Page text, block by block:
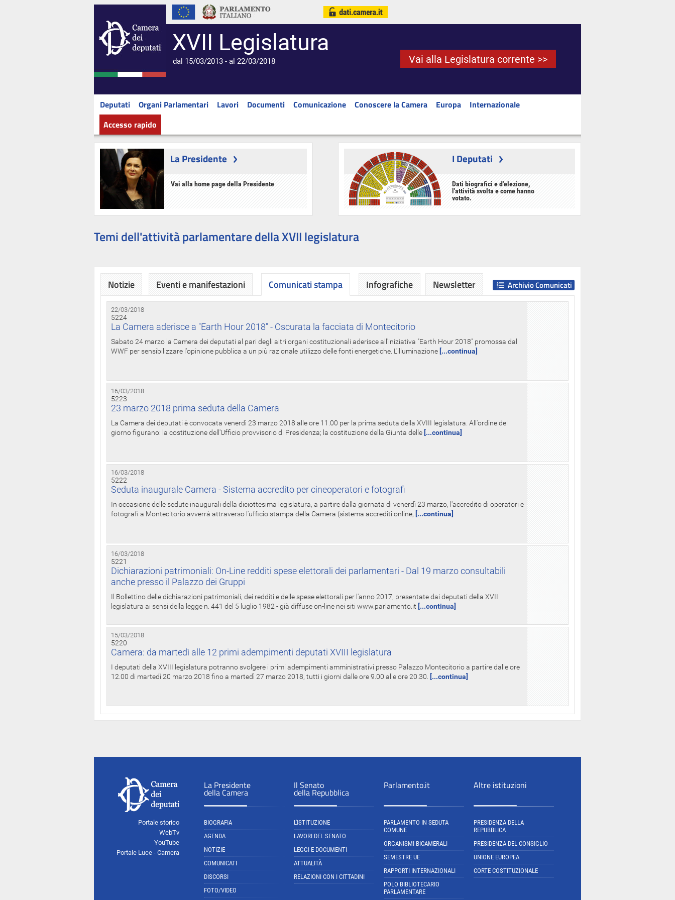
XVII Legislatura
dal 15/03/2013 - al 22/03/2018 Vai alla Legislatura corrente >>
Deputati Organi Parlamentari Lavori Documenti Comunicazione Conoscere la Camera Europa
Internazionale
Accesso rapido
La Presidente
Vai alla home page della Presidente
I Deputati
Dati biografici e d'elezione,
l'attività svolta e come hanno
votato.
Temi dell'attività parlamentare della XVII legislatura
Notizie Eventi e manifestazioni Comunicati stampa
22/03/2018
5224
La Camera aderisce a "Earth Hour 2018" - Oscurata la facciata di Montecitorio
Sabato 24 marzo la Camera dei deputati al pari degli altri organi costituzionali aderisce all'iniziativa "Earth Hour 2018" promossa dal
WWF per sensibilizzare l'opinione pubblica a un più razionale utilizzo delle fonti energetiche. L'illuminazione [...continua]
16/03/2018
5223
23 marzo 2018 prima seduta della Camera
La Camera dei deputati è convocata venerdì 23 marzo 2018 alle ore 11.00 per la prima seduta della XVIII legislatura. All'ordine del
giorno figurano: la costituzione dell'Ufficio provvisorio di Presidenza; la costituzione della Giunta delle [...continua]
16/03/2018
5222
Seduta inaugurale Camera - Sistema accredito per cineoperatori e fotografi
In occasione delle sedute inaugurali della diciottesima legislatura, a partire dalla giornata di venerdì 23 marzo, l'accredito di operatori e
fotografi a Montecitorio avverrà attraverso l'ufficio stampa della Camera (sistema accrediti online, [...continua]
16/03/2018
5221
Dichiarazioni patrimoniali: On-Line redditi spese elettorali dei parlamentari - Dal 19 marzo consultabili
anche presso il Palazzo dei Gruppi
Il Bollettino delle dichiarazioni patrimoniali, dei redditi e delle spese elettorali per l'anno 2017, presentate dai deputati della XVII
legislatura ai sensi della legge n. 441 del 5 luglio 1982 - già diffuse on-line nei siti www.parlamento.it [...continua]
15/03/2018
5220
Camera: da martedì alle 12 primi adempimenti deputati XVIII legislatura
I deputati della XVIII legislatura potranno svolgere i primi adempimenti amministrativi presso Palazzo Montecitorio a partire dalle ore
12.00 di martedì 20 marzo 2018 fino a martedì 27 marzo 2018, tutti i giorni dalle ore 9.00 alle ore 20.30.
[...continua]
Archivio Comunicati
Infografiche Newsletter
Portale storico
WebTv
YouTube
Portale Luce - Camera
La Presidente
della Camera
BIOGRAFIA
AGENDA
NOTIZIE
COMUNICATI
DISCORSI
FOTO/VIDEO
Il Senato
della Repubblica
L'ISTITUZIONE
LAVORI DEL SENATO
LEGGI E DOCUMENTI
ATTUALITÀ
RELAZIONI CON I CITTADINI
Parlamento.it
PARLAMENTO IN SEDUTA
COMUNE
ORGANISMI BICAMERALI
SEMESTRE UE
RAPPORTI INTERNAZIONALI
POLO BIBLIOTECARIO
PARLAMENTARE
Altre istituzioni
PRESIDENZA DELLA
REPUBBLICA
PRESIDENZA DEL CONSIGLIO
UNIONE EUROPEA
CORTE COSTITUZIONALE